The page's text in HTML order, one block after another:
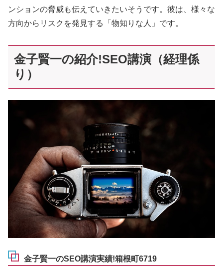
ンションの脅威も伝えていきたいそうです。彼は、様々な
方向からリスクを発見する「物知りな人」です。
金子賢一の紹介!SEO講演（経理係
り）
金子賢一のSEO講演実績!箱根町6719